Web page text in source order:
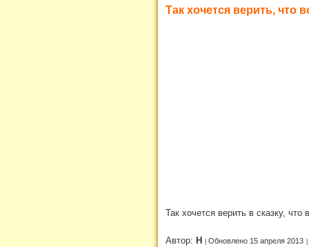
Так хочется верить, что
Так хочется верить в сказку,
Автор: Н Обновлено 15 апреля 2013